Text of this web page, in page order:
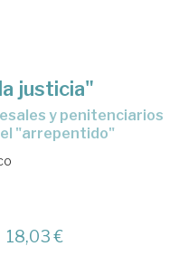
justicia"
"arrepentido"
18,03 €